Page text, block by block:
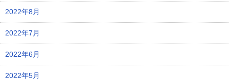
2022年8月
2022年7月
2022年6月
2022年5月